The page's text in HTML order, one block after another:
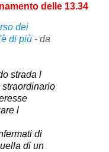
delle 13.34
dei
di più - da
strada l
straordinario
l
di
di un